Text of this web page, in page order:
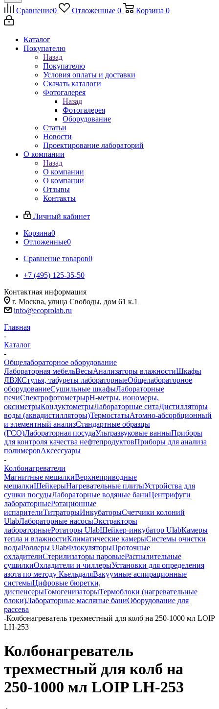
Сравнение0 Отложенные 0 Корзина 0
Каталог
Покупателю
Назад
Покупателю
Условия оплаты и доставки
Скачать каталоги
Фотогалерея
Назад
Фотогалерея
Оборудование
Статьи
Новости
Проектирование лабораторий
О компании
Назад
О компании
О компании
Отзывы
Контакты
Личный кабинет
Корзина0
Отложенные0
Сравнение товаров0
+7 (495) 125-35-50
Контактная информация
г. Москва, улица Свободы, дом 61 к.1
info@ecoprolab.ru
Главная
-
Каталог
-
Общелабораторное оборудование
Лабораторная мебельВесыАнализаторы влажностиШкафы
ЛВЖСтулья, табуреты лабораторныеОбщелабораторное
оборудованиеСушильные шкафыЛабораторные
печиСпектрофотометрыpH-метры, иономеры,
оксиметрыКондуктометрыЛабораторные ситаДистилляторы
воды (аквадистилляторы)ТермостатыАтомно-абсорбционный
и элементный анализСтандартные образцы
(ГСО)Лабораторная посудаУльтразвуковые ванныПриборы
для контроля качества нефтепродуктовПриборы для анализа
полимеровАксессуары
-
Колбонагреватели
Магнитные мешалкиВерхнеприводные
мешалкиШейкерыНагревательные плитыУстройства для
сушки посудыЛабораторные водяные баниЦентрифуги
лабораторныеРотационные
испарителиТитраторыИнкубаторыСчетчики колоний
UlabЛабораторные насосыЭкстракторы
лабораторныеРотаторы UlabШейкер-инкубатор UlabКамеры
тепла и влажностиКлиматические камерыСистемы очистки
водыРоллеры UlabФлокуляторыПроточные
охладителиСтерилизаторы паровыеРаспылительные
сушилкиОхладители и чиллерыУстановки для определения
азота по методу КьельдаляВакуумные аспирационные
системыЦифровые бюретки,
диспенсерыГомогенизаторыТермоблоки (нагревательные
блоки)Лабораторные масляные баниОборудование для
рассева
-Колбонагреватель трехместный для колб на 250-1000 мл LOIP
LH-253
Колбонагреватель
трехместный для колб на
250-1000 мл LOIP LH-253